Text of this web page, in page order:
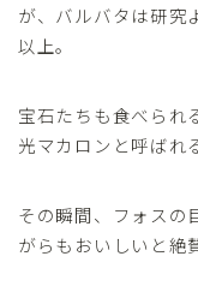
が、バルバタは研究
以上。
宝石たちも食べられ
光マカロンと呼ばれ
その瞬間、フォスの
がらもおいしいと絶